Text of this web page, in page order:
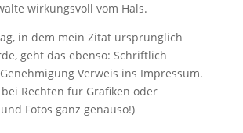
wirkungsvoll vom Hals.
in dem mein Zitat ursprünglich
geht das ebenso: Schriftlich
Verweis ins Impressum.
Rechten für Grafiken oder
Fotos ganz genauso!)